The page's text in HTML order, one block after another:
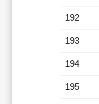
192
193
194
195